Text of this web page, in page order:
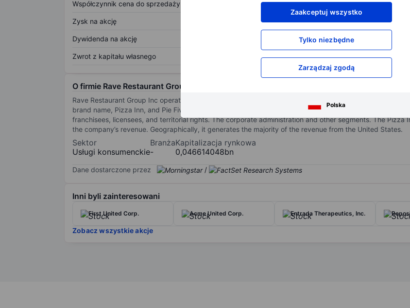
Zaakceptuj wszystko
Tylko niezbędne
Zarządzaj zgodą
Polska
Współczynnik cena do sprzedaży XXXXXXX
Zysk na akcję XXXXXXX
Dywidenda na akcję XXXXXXX
Zwrot z kapitału własnego XXXXXXX
Otwórz kontoaby uzyskać dostęp do
O firmie Rave Restaurant Group Inc.
Rave Restaurant Group Inc operates and franchises pizza buffet, delivery/carry-out, express
brand name, Pizza Inn, and Pie Five Pizza Company. It has three operating segments. The Pizza Inn
franchisees, licensees, and territorial rights. The corporate administration and other segments. The
the company’s revenue. Geographically, it generates the majority of the revenue from the United States.
Sektor
Usługi konsumenckie
Branża
-
Kapitalizacja rynkowa
0,046614048bn
Dane dostarczone przez /
Inni byli zainteresowani
First United Corp. Acme United Corp. Entrada Therapeutics, Inc.
Zobacz wszystkie akcje